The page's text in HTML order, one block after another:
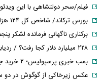
فیلم/سحر دولتشاهی با این
بورس ترکاند/ شاخص کل ۱۲۴ هزار واحد جهش کرد و ۵.۵ میلیونی شد
برکناری ناگهانی فرمانده لشکر
۲۲۸ میلیارد دلار کجا رفت؟ / ردیابی دلارهایی که به اقتصاد ایران برنگشتند
بمب خبری پرسپولیس؛ ۲ خرید جدید همین امروز رونمایی می‌شوند!
عکس زیرخاکی از گوگوش در دو